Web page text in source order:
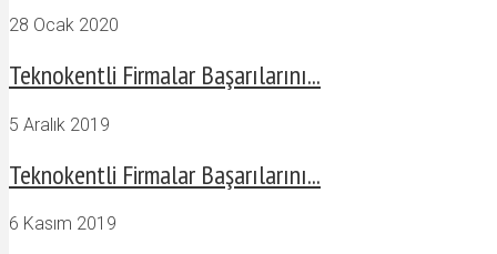
28 Ocak 2020
Teknokentli Firmalar Başarılarını...
5 Aralık 2019
Teknokentli Firmalar Başarılarını...
6 Kasım 2019